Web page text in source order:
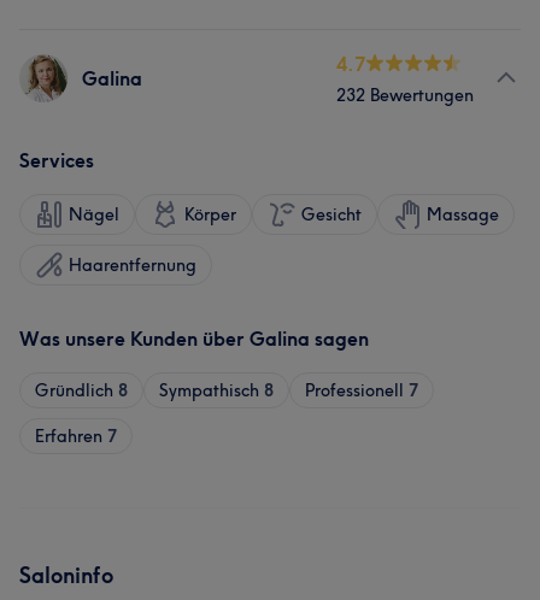
Galina
4.7
232 Bewertungen
Services
Nägel Körper Gesicht Massage
Haarentfernung
Was unsere Kunden über Galina sagen
Gründlich 8 Sympathisch 8 Professionell 7
Erfahren 7
Saloninfo